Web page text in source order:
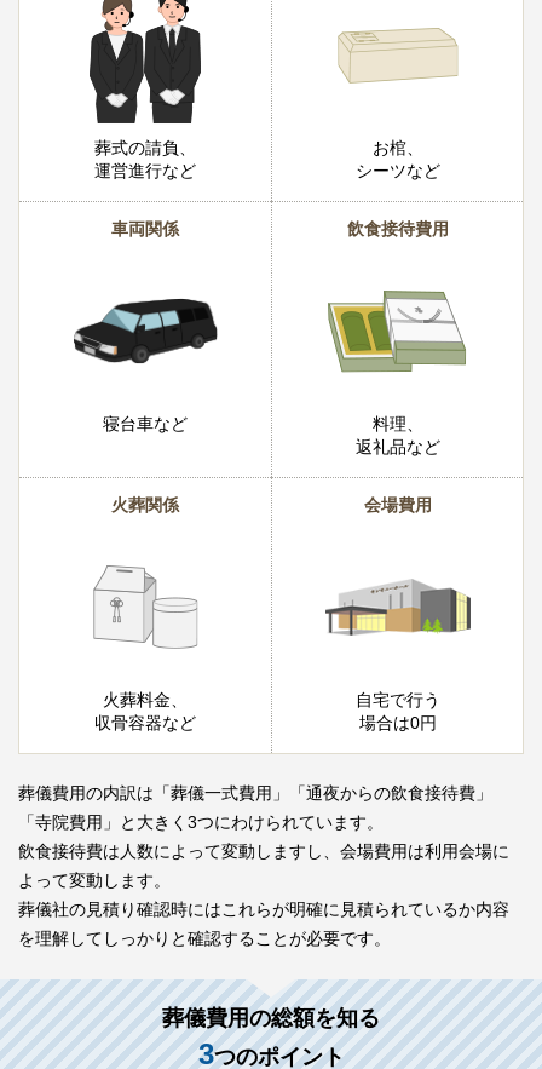
葬式の請負、
運営進行など
お棺、
シーツなど
車両関係
寝台車など
飲食接待費用
料理、
返礼品など
火葬関係
火葬料金、
収骨容器など
会場費用
自宅で行う
場合は0円
葬儀費用の内訳は「葬儀一式費用」「通夜からの飲食接待費」
「寺院費用」と大きく3つにわけられています。
飲食接待費は人数によって変動しますし、会場費用は利用会場に
よって変動します。
葬儀社の見積り確認時にはこれらが明確に見積られているか内容
を理解してしっかりと確認することが必要です。
葬儀費用の総額を知る
3つのポイント